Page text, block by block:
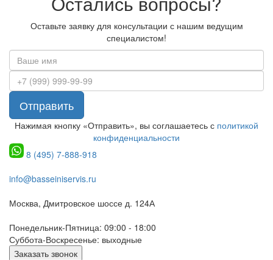
Оставьте заявку для консультации с нашим ведущим
специалистом!
Отправить
Нажимая кнопку «Отправить», вы соглашаетесь с политикой
конфиденциальности
8 (495) 7-888-918
info@basseiniservis.ru
Москва, Дмитровское шоссе д. 124А
Понедельник-Пятница: 09:00 - 18:00
Суббота-Воскресенье: выходные
Заказать звонок